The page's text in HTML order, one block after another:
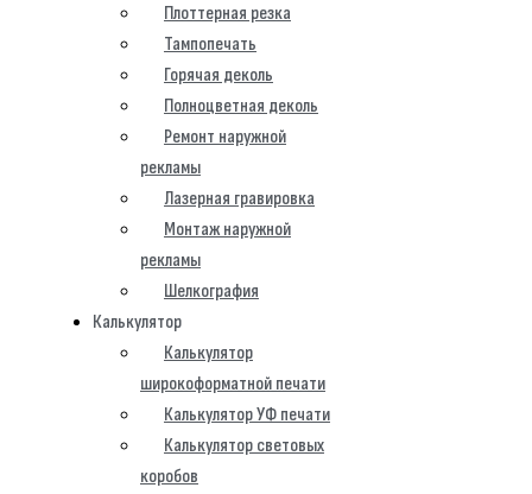
Плоттерная резка
Тампопечать
Горячая деколь
Полноцветная деколь
Ремонт наружной
рекламы
Лазерная гравировка
Монтаж наружной
рекламы
Шелкография
Калькулятор
Калькулятор
широкоформатной печати
Калькулятор УФ печати
Калькулятор световых
коробов